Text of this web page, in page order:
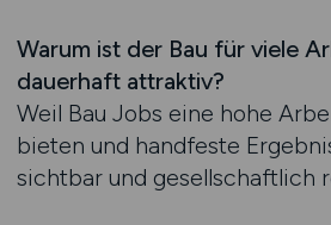
Warum ist der Bau für viele
dauerhaft attraktiv?
Weil Bau Jobs eine hohe
bieten und handfeste
sichtbar und gesellschaftlich